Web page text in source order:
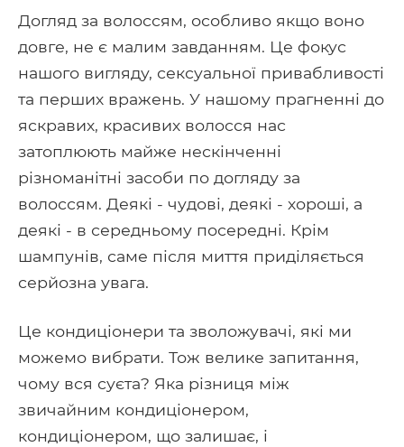
Догляд за волоссям, особливо якщо воно
довге, не є малим завданням. Це фокус
нашого вигляду, сексуальної привабливості
та перших вражень. У нашому прагненні до
яскравих, красивих волосся нас
затоплюють майже нескінченні
різноманітні засоби по догляду за
волоссям. Деякі - чудові, деякі - хороші, а
деякі - в середньому посередні. Крім
шампунів, саме після миття приділяється
серйозна увага.
Це кондиціонери та зволожувачі, які ми
можемо вибрати. Тож велике запитання,
чому вся суєта? Яка різниця між
звичайним кондиціонером,
кондиціонером, що залишає, і